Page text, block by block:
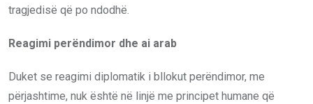
tragjedisë që po ndodhë.
Reagimi perëndimor dhe ai arab
Duket se reagimi diplomatik i bllokut perëndimor, me
përjashtime, nuk është në linjë me principet humane që